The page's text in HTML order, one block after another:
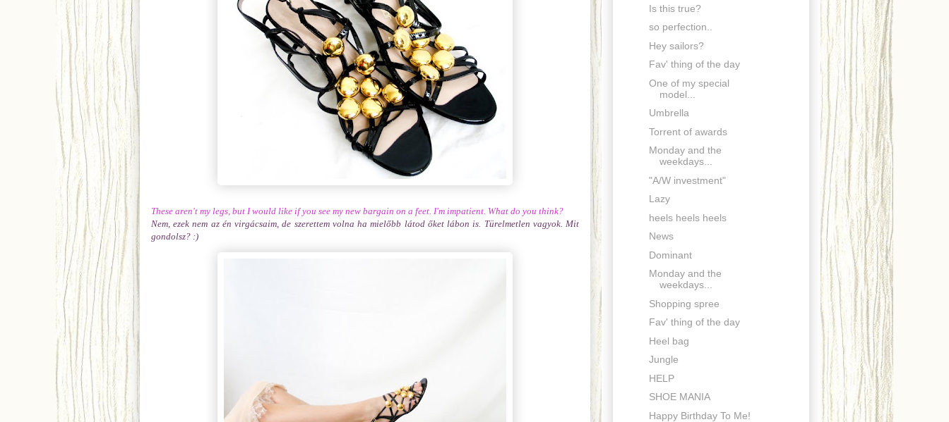
These aren't my legs, but I would like if you see my new bargain on a feet. I'm impatient. What do you think?
Nem, ezek nem az én virgácsaim, de szerettem volna ha mielőbb látod őket lábon is. Türelmetlen vagyok. Mit
gondolsz? :)
Is this true?
so perfection..
Hey sailors?
Fav' thing of the day
One of my special
model...
Umbrella
Torrent of awards
Monday and the
weekdays...
"A/W investment"
Lazy
heels heels heels
News
Dominant
Monday and the
weekdays...
Shopping spree
Fav' thing of the day
Heel bag
Jungle
HELP
SHOE MANIA
Happy Birthday To Me!